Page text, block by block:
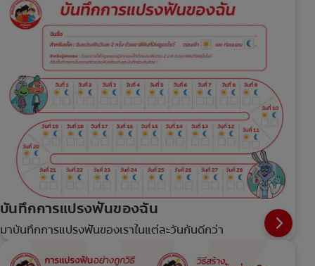
บันทึกการแปรงฟันของฉัน
มาบันทึกการแปรงฟันของเราในแต่ละวันกันดีกว่า